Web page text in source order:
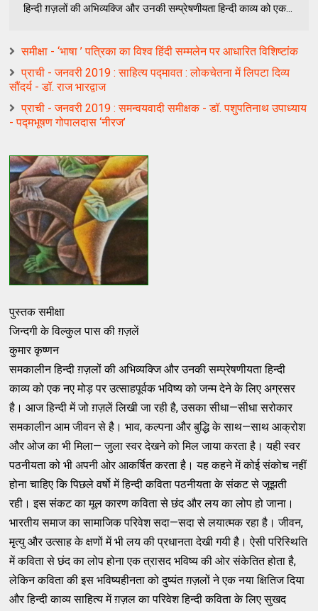
हिन्दी ग़ज़लों की अभिव्यक्जि और उनकी सम्प्रेषणीयता हिन्दी काव्य को एक...
समीक्षा - ‘भाषा ’ पत्रिका का विश्व हिंदी सम्मलेन पर आधारित विशिष्टांक
प्राची - जनवरी 2019 : साहित्य पद्मावत : लोकचेतना में लिपटा दिव्य
सौंदर्य - डॉ. राज भारद्वाज
प्राची - जनवरी 2019 : समन्वयवादी समीक्षक - डॉ. पशुपतिनाथ उपाध्याय
- पद्मभूषण गोपालदास ‘नीरज’
पुस्तक समीक्षा
जिन्दगी के विल्कुल पास की ग़ज़लें
कुमार कृष्णन
समकालीन हिन्दी ग़ज़लों की अभिव्यक्जि और उनकी सम्प्रेषणीयता हिन्दी
काव्य को एक नए मोड़ पर उत्साहपूर्वक भविष्य को जन्म देने के लिए अग्रसर
है। आज हिन्दी में जो ग़ज़लें लिखी जा रही है, उसका सीधा—सीधा सरोकार
समकालीन आम जीवन से है। भाव, कल्पना और बुद्धि के साथ—साथ आक्रोश
और ओज का भी मिला— जुला स्वर देखने को मिल जाया करता है। यही स्वर
पठनीयता को भी अपनी ओर आकर्षित करता है। यह कहने में कोई संकोच नहीं
होना चाहिए कि पिछले वर्षो में हिन्दी ​कविता पठनीयता के संकट से जूझती
रही। इस संकट का मूल कारण कविता से छंद और लय का लोप हो जाना।
भारतीय समाज का सामाजिक परिवेश सदा—सदा से लयात्मक रहा है। जीवन,
मृत्यु और उत्साह के क्षणों में भी लय की प्रधानता देखी गयी है। ऐसी परिस्थिति
में कविता से छंद का लोप होना एक त्रासद भविष्य की ओर संकेतित होता है,
लेकिन कविता की इस भविष्यहीनता को दुष्यंत ग़ज़लों ने एक नया क्षितिज दिया
और हिन्दी काव्य साहित्य में ग़ज़ल का परिवेश हिन्दी कविता के लिए सुखद